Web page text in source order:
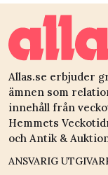
Allas.se erbjuder
ämnen som
innehåll från
Hemmets
och Antik &
ANSVARIG